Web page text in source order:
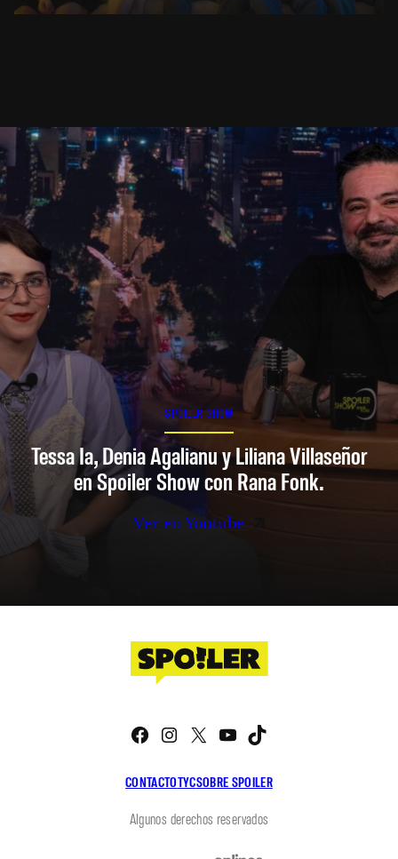
SPOILER SHOW
Tessa Ia, Denia Agalianu y Liliana Villaseñor
en Spoiler Show con Rana Fonk.
Ver en Youtube
CONTACTOTYCSOBRE SPOILER
Facebook
Instagram
X YouTube
Algunos derechos reservados